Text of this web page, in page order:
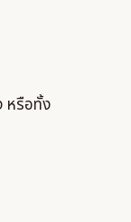
หรือทั้ง